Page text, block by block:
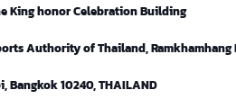
King honor Celebration Building
Authority of Thailand, Ramkhamhang
Bangkok 10240, THAILAND